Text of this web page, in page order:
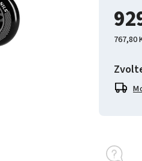
767,80